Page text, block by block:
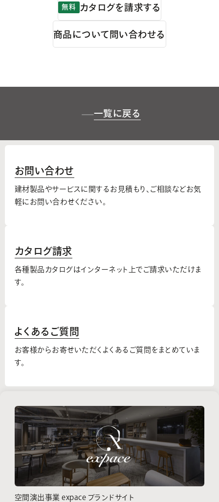
無料 カタログを請求する
商品について問い合わせる
一覧に戻る
お問い合わせ
建材製品やサービスに関するお見積もり、 ご相談などお気
軽にお問い合わせください。
カタログ請求
各種製品カタログはインターネット上でご請求いただけま
す。
よくあるご質問
お客様からお寄せいただくよくあるご質問をまとめていま
す。
空間演出事業 expace ブランドサイト